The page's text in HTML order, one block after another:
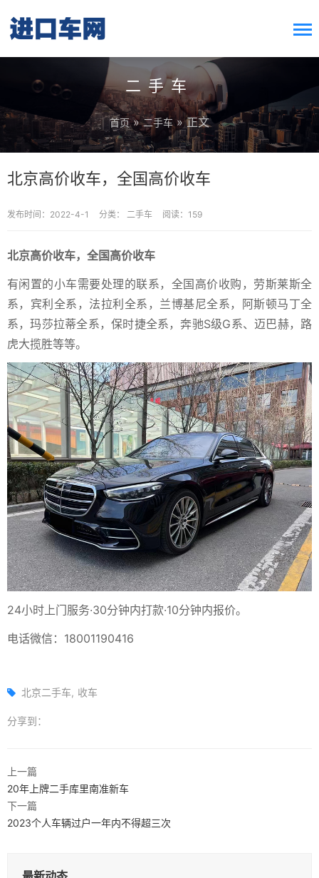
二手车
首页 »二手车» 正文
北京高价收车，全国高价收车
发布时间：2022-4-1 分类： 二手车 阅读：159
北京高价收车，全国高价收车
有闲置的小车需要处理的联系，全国高价收购，劳斯莱斯全
系，宾利全系，法拉利全系，兰博基尼全系，阿斯顿马丁全
系，玛莎拉蒂全系，保时捷全系，奔驰S级G系、迈巴赫，路
虎大揽胜等等。
24小时上门服务·30分钟内打款·10分钟内报价。
电话微信：18001190416
北京二手车 收车
分享到：
上一篇
20年上牌二手库里南准新车
下一篇
2023个人车辆过户一年内不得超三次